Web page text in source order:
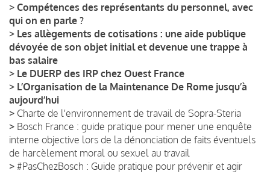
> Compétences des représentants du personnel, avec
qui on en parle ?
> Les allègements de cotisations : une aide publique
dévoyée de son objet initial et devenue une trappe à
bas salaire
> Le DUERP des IRP chez Ouest France
> L’Organisation de la Maintenance De Rome jusqu’à
aujourd’hui
> Charte de l'environnement de travail de Sopra-Steria
> Bosch France : guide pratique pour mener une enquête
interne objective lors de la dénonciation de faits éventuels
de harcèlement moral ou sexuel au travail
> #PasChezBosch : Guide pratique pour prévenir et agir